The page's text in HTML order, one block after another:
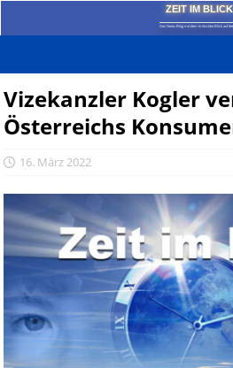
ZEIT IM BLICK
Das News-Blog mit dem kritischen Blick auf die
Vizekanzler Kogler
Österreichs
16. März 2022